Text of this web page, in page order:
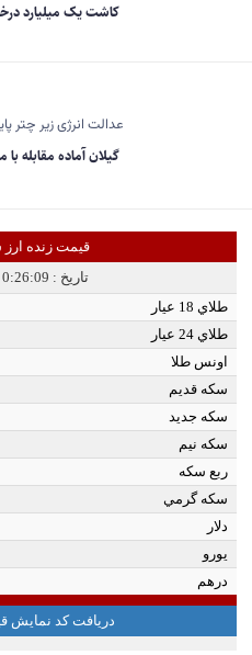
کاشت یک میلیارد
عدالت انرژی زیر چتر
گیلان آماده مقابله